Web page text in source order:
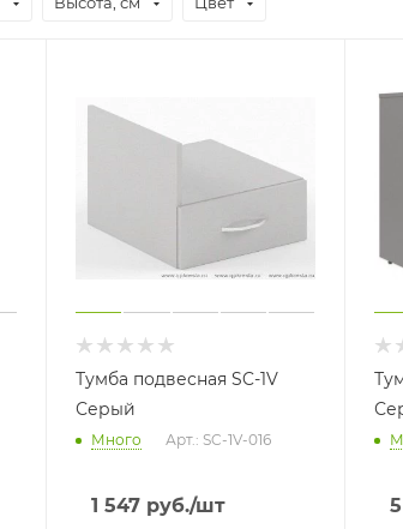
Тумба подвесная SC-1V
Серый
Много Арт.: SC-1V-016
1 547 руб./шт